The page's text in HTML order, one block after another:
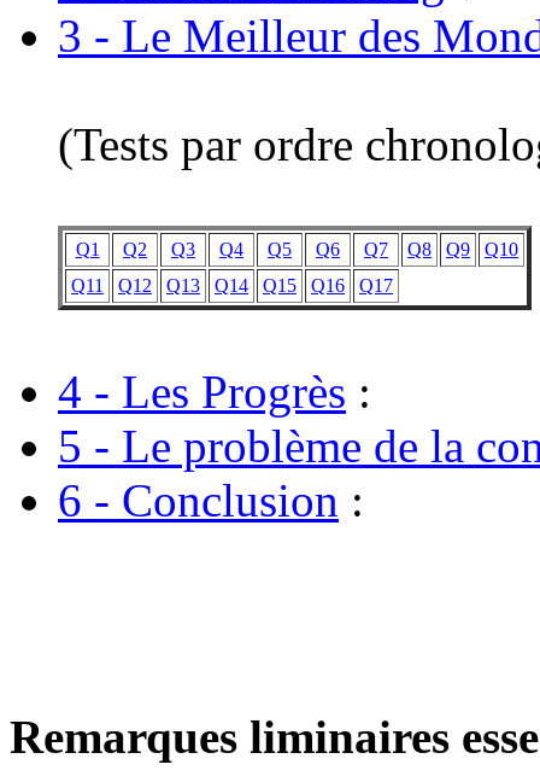
3 - Le Meilleur des
(Tests par ordre
Q1 Q2 Q3 Q4 Q5 Q6 Q7 Q8 Q9
Q10
Q11
Q12 Q13 Q14 Q15 Q16 Q17
4 - Les Progrès :
5 - Le problème de la
6 - Conclusion :
Remarques liminaires